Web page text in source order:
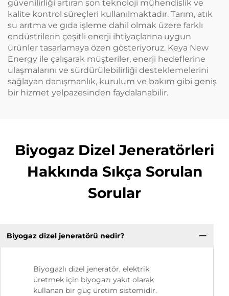
güvenilirliği artıran son teknoloji mühendislik ve
kalite kontrol süreçleri kullanılmaktadır. Tarım, atık
su arıtma ve gıda işleme dahil olmak üzere farklı
endüstrilerin çeşitli enerji ihtiyaçlarına uygun
ürünler tasarlamaya özen gösteriyoruz. Keya New
Energy ile çalışarak müşteriler, enerji hedeflerine
ulaşmalarını ve sürdürülebilirliği desteklemelerini
sağlayan danışmanlık, kurulum ve bakım gibi geniş
bir hizmet yelpazesinden faydalanabilir.
Biyogaz Dizel Jeneratörleri
Hakkında Sıkça Sorulan
Sorular
Biyogaz dizel jeneratörü nedir?
Biyogazlı dizel jeneratör, elektrik
üretmek için biyogazı yakıt olarak
kullanan bir güç üretim sistemidir.